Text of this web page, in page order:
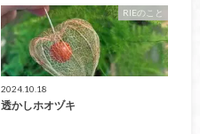
RIEのこと
2024.10.18
透かしホオヅキ